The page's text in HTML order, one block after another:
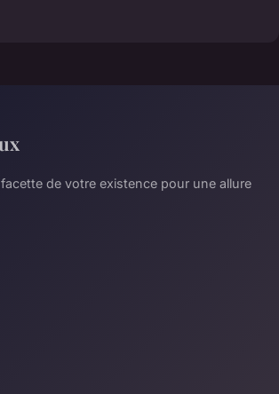
de votre existence pour une allure